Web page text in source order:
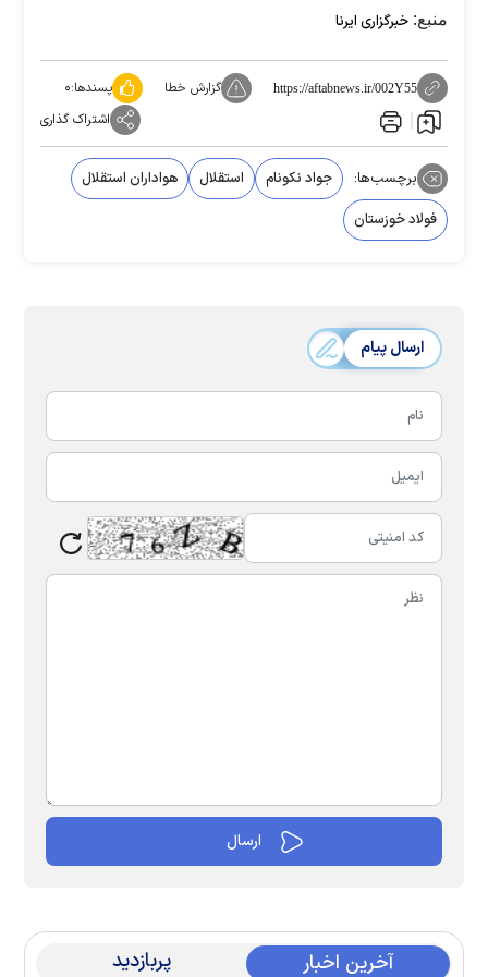
منبع: خبرگزاری ایرنا
https://aftabnews.ir/002Y55 گزارش خطا پسندها:۰
اشتراک گذاری
برچسب‌ها: جواد نکونام استقلال
هواداران استقلال
فولاد خوزستان
ارسال پیام
آخرین اخبار پربازدید